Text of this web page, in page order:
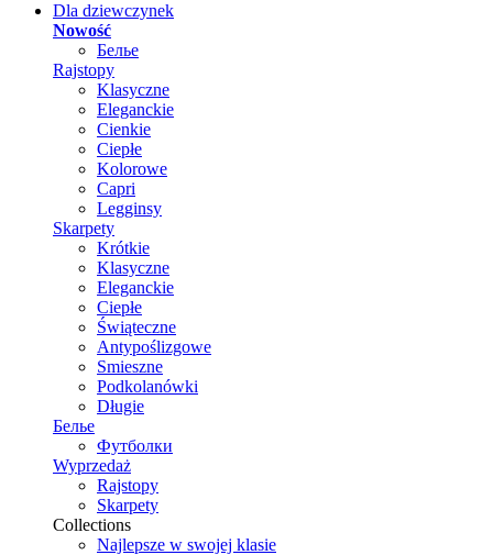
Dla dziewczynek
Nowość
Белье
Rajstopy
Klasyczne
Eleganckie
Cienkie
Ciepłe
Kolorowe
Capri
Legginsy
Skarpety
Krótkie
Klasyczne
Eleganckie
Ciepłe
Świąteczne
Antypoślizgowe
Smieszne
Podkolanówki
Długie
Белье
Футболки
Wyprzedaż
Rajstopy
Skarpety
Collections
Najlepsze w swojej klasie